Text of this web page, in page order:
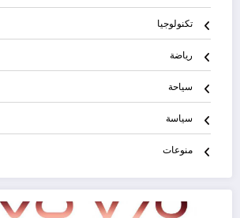
تكنولوجيا
رياضة
سياحة
سياسة
منوعات